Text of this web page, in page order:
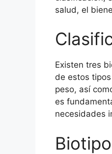
salud, el
Existen tres
de estos
peso, así
es
necesidades